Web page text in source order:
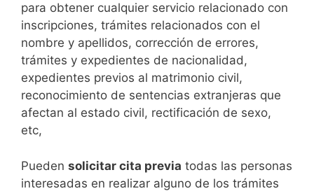
para obtener cualquier servicio relacionado con
inscripciones, trámites relacionados con el
nombre y apellidos, corrección de errores,
trámites y expedientes de nacionalidad,
expedientes previos al matrimonio civil,
reconocimiento de sentencias extranjeras que
afectan al estado civil, rectificación de sexo,
etc,
​Pueden solicitar cita previa todas las personas
interesadas en realizar alguno de los trámites